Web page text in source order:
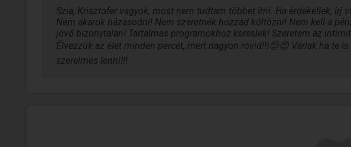
Szia, Krisztofer vagyok, most nem tudtam többet írni. Ha érdekellek, írj
Nem akarok házasodni! Nem szeretnék hozzád kőltözni! Nem kell a
jövő bizonytalan! Tartalmas programokhoz kereslek! Szeretem az
Élvezzük az élet minden percét, mert nagyon rövid!!!😊😊 Várlak ha te
szerelmes lenni!!!